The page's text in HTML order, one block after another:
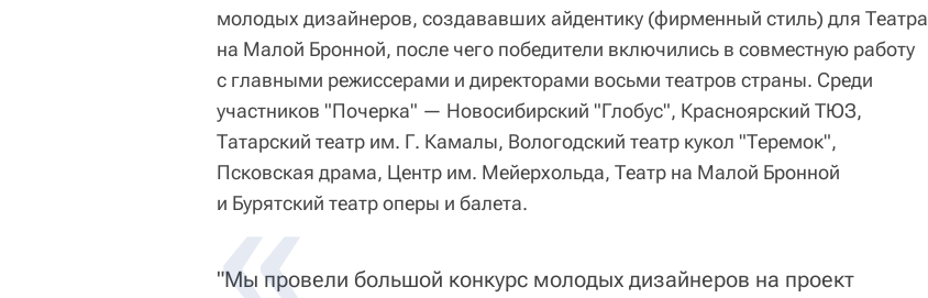
молодых дизайнеров, создававших айдентику (фирменный стиль) для Театра
на Малой Бронной, после чего победители включились в совместную работу
с главными режиссерами и директорами восьми театров страны. Среди
участников "Почерка" — Новосибирский "Глобус", Красноярский ТЮЗ,
Татарский театр им. Г. Камалы, Вологодский театр кукол "Теремок",
Псковская драма, Центр им. Мейерхольда, Театр на Малой Бронной
и Бурятский театр оперы и балета.
"Мы провели большой конкурс молодых дизайнеров на проект